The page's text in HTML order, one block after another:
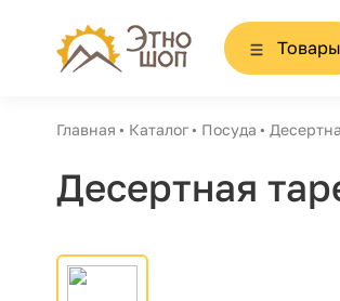
Товары
Главная Каталог Посуда
Десертная